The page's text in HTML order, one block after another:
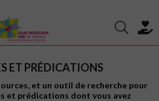
ET PRÉDICATIONS
et un outil de recherche pour
et prédications dont vous avez